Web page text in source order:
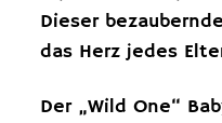
Dieser
das Herz jedes
Der „Wild One“